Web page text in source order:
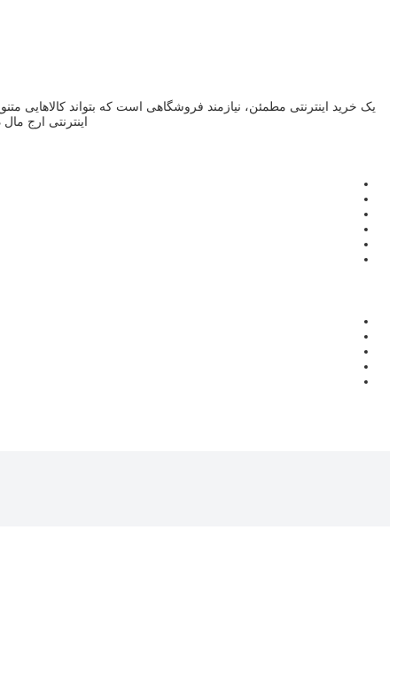
یک خرید اینترنتی مطمئن، نیازمند فروشگاهی است که بتواند
اینترنتی ارج